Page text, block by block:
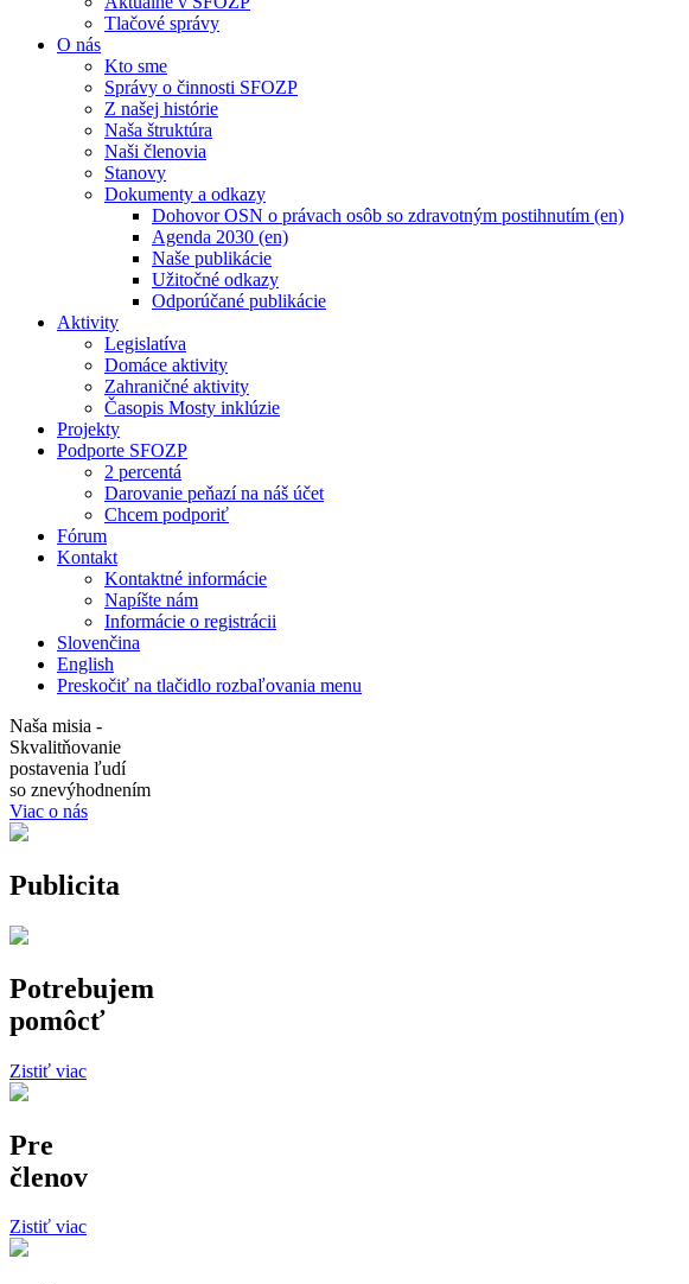
Tlačové správy
O nás
Kto sme
Správy o činnosti SFOZP
Z našej histórie
Naša štruktúra
Naši členovia
Stanovy
Dokumenty a odkazy
Dohovor OSN o právach osôb so zdravotným postihnutím (en)
Agenda 2030 (en)
Naše publikácie
Užitočné odkazy
Odporúčané publikácie
Aktivity
Legislatíva
Domáce aktivity
Zahraničné aktivity
Časopis Mosty inklúzie
Projekty
Podporte SFOZP
2 percentá
Darovanie peňazí na náš účet
Chcem podporiť
Fórum
Kontakt
Kontaktné informácie
Napíšte nám
Informácie o registrácii
Slovenčina
English
Preskočiť na tlačidlo rozbaľovania menu
Naša misia -
Skvalitňovanie
postavenia ľudí
so znevýhodnením
Viac o nás
Publicita
Potrebujem
pomôcť
Zistiť viac
Pre
členov
Zistiť viac